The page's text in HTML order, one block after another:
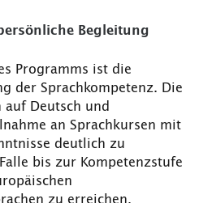
Begleitung
Programms ist die
der Sprachkompetenz. Die
Deutsch und
an Sprachkursen mit
deutlich zu
bis zur Kompetenzstufe
zu erreichen.